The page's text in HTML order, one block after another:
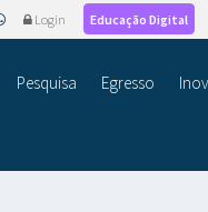
Login Educação Digital
Pesquisa Egresso